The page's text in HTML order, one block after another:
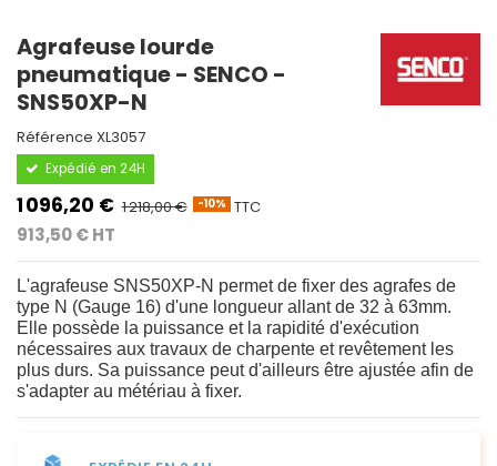
Agrafeuse lourde
pneumatique - SENCO -
SNS50XP-N
Référence XL3057
Expédié en 24H
1 096,20 € 1 218,00 € -10% TTC
913,50 € HT
L'agrafeuse SNS50XP-N permet de fixer des agrafes de
type N (Gauge 16) d'une longueur allant de 32 à 63mm.
Elle possède la puissance et la rapidité d'exécution
nécessaires aux travaux de charpente et revêtement les
plus durs. Sa puissance peut d'ailleurs être ajustée afin de
s'adapter au métériau à fixer.